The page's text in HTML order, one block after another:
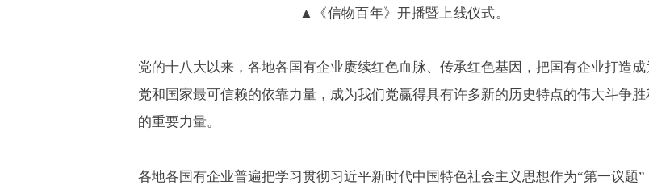
▲《信物百年》开播暨上线仪式。
党的十八大以来，各地各国有企业赓续红色血脉、传承红色基因，把国有企业打造成
党和国家最可信赖的依靠力量，成为我们党赢得具有许多新的历史特点的伟大斗争胜
的重要力量。
各地各国有企业普遍把学习贯彻习近平新时代中国特色社会主义思想作为“第一议题”